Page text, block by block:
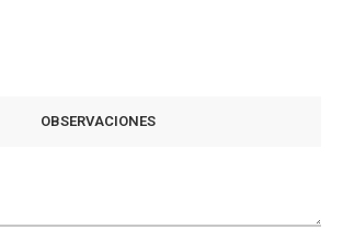
OBSERVACIONES